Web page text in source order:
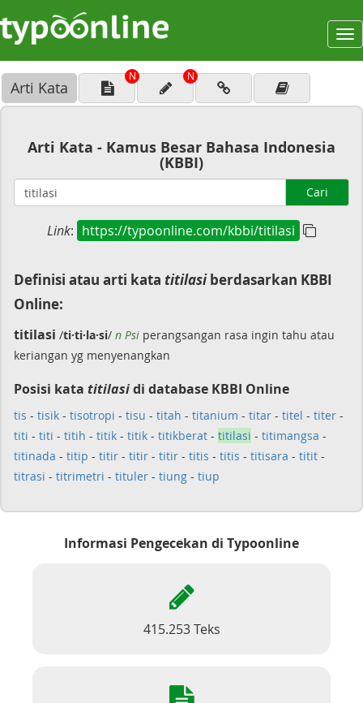
Arti Kata
N N
Arti Kata - Kamus Besar Bahasa Indonesia
(KBBI)
Cari
Link: https://typoonline.com/kbbi/titilasi
Definisi atau arti kata titilasiberdasarkan KBBI
Online:
titilasi /ti·ti·la·si/ n Psi perangsangan rasa ingin tahu atau
keriangan yg menyenangkan
Posisi kata titilasidi database KBBI Online
tis - tisik - tisotropi - tisu - titah - titanium - titar - titel - titer -
titi - titi - titih - titik - titik - titikberat - titilasi - titimangsa -
titinada - titip - titir - titir - titir - titis - titis - titisara - titit -
titrasi - titrimetri - tituler - tiung - tiup
Informasi Pengecekan di Typoonline
415.253 Teks